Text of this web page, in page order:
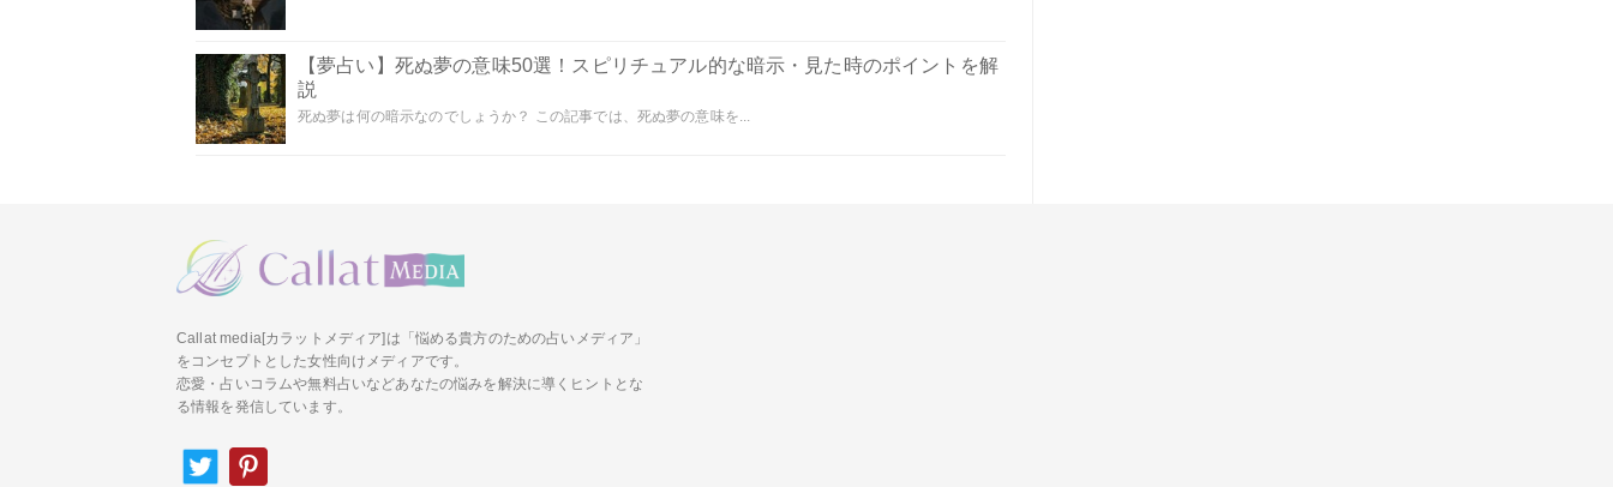
【夢占い】死ぬ夢の意味50選！スピリチュアル的な暗示・見た時のポイントを解
説
死ぬ夢は何の暗示なのでしょうか？ この記事では、死ぬ夢の意味を...
Callat media[カラットメディア]は「悩める貴方のための占いメディア」
をコンセプトとした女性向けメディアです。
恋愛・占いコラムや無料占いなどあなたの悩みを解決に導くヒントとな
る情報を発信しています。